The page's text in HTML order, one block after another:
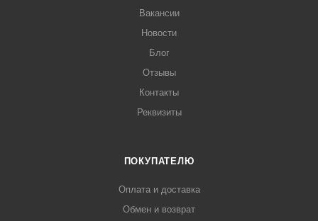
Вакансии
Новости
Блог
Отзывы
Контакты
Реквизиты
ПОКУПАТЕЛЮ
Оплата и доставка
Обмен и возврат